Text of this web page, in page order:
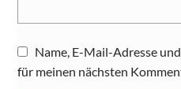
Name, E-Mail-Adresse
für meinen nächsten